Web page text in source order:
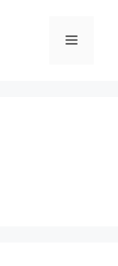
Menu